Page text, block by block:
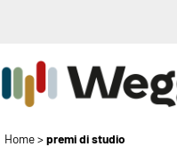
Home>premi di studio